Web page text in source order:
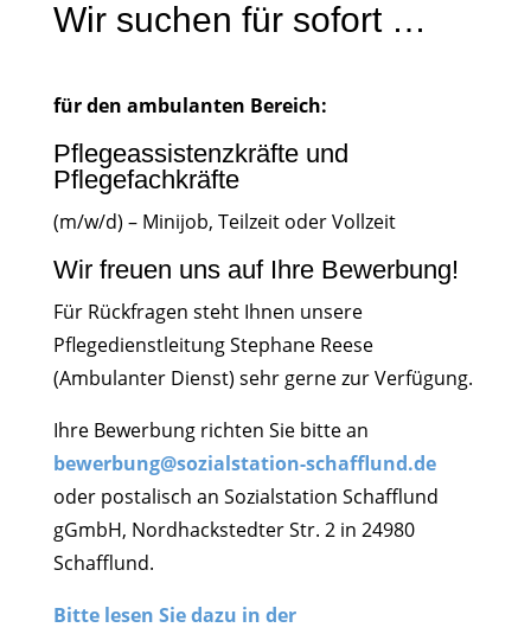
Wir suchen für sofort …
für den ambulanten Bereich:
Pflegeassistenzkräfte und
Pflegefachkräfte
(m/w/d) – Minijob, Teilzeit oder Vollzeit
Wir freuen uns auf Ihre Bewerbung!
Für Rückfragen steht Ihnen unsere
Pflegedienstleitung Stephane Reese
(Ambulanter Dienst) sehr gerne zur Verfügung.
Ihre Bewerbung richten Sie bitte an
bewerbung@sozialstation-schafflund.de
oder postalisch an Sozialstation Schafflund
gGmbH, Nordhackstedter Str. 2 in 24980
Schafflund.
Bitte lesen Sie dazu in der